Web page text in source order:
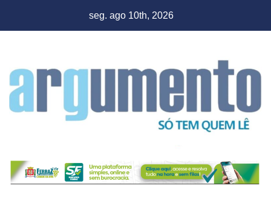
seg. ago 10th, 2026